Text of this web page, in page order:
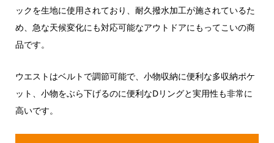
ックを生地に使用されており、耐久撥水加工が施されているた
め、急な天候変化にも対応可能なアウトドアにもってこいの商
品です。
ウエストはベルトで調節可能で、小物収納に便利な多収納ポケ
ット、小物をぶら下げるのに便利なDリングと実用性も非常に
高いです。